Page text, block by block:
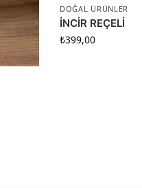
DOĞAL ÜRÜNLER
İNCİR REÇELİ
₺399,00